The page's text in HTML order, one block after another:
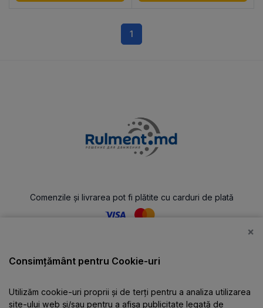
1
Comenzile și livrarea pot fi plătite cu carduri de plată
Catalog
Despre companie
×
Consimțământ pentru Cookie-uri
Utilizăm cookie-uri proprii și de terți pentru a analiza utilizarea
site-ului web și/sau pentru a afișa publicitate legată de